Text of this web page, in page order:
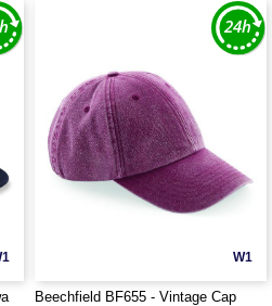
W1
Beechfield BF655 - Vintage Cap